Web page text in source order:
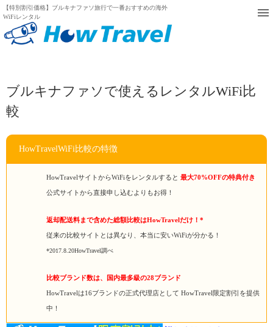
【特別割引価格】ブルキナファソ旅行で一番おすすめの海外
WiFiレンタル
ブルキナファソで使えるレンタルWiFi比
較
HowTravelWiFi比較の特徴
HowTravelサイトからWiFiをレンタルすると 最大70%OFFの特典付き
公式サイトから直接申し込むよりもお得！
返却配送料まで含めた総額比較はHowTravelだけ！*
従来の比較サイトとは異なり、本当に安いWiFiが分かる！
*2017.8.20HowTravel調べ
比較ブランド数は、国内最多級の28ブランド
HowTravelは16ブランドの正式代理店として HowTravel限定割引を提供
中！